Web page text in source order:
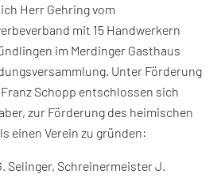
Herr Gehring vom
mit 15 Handwerkern
im Merdinger Gasthaus
Unter Förderung
Schopp entschlossen sich
zur Förderung des heimischen
einen Verein zu gründen:
Selinger, Schreinermeister J.